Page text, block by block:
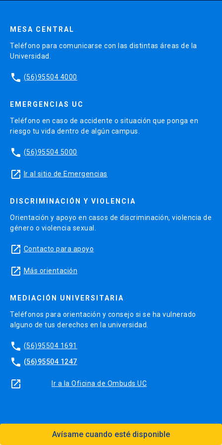
Avísame cuando esté disponible
MESA CENTRAL
Teléfono para comunicarse con las distintas áreas de la
Universidad.
phone (56)95504 4000
EMERGENCIAS UC
Teléfono en caso de accidente o situación que ponga en
riesgo tu vida dentro de algún campus.
phone (56)95504 5000
launch Ir al sitio de Emergencias
DISCRIMINACIÓN Y VIOLENCIA
Orientación y apoyo en casos de discriminación, violencia de
género o violencia sexual.
launch Contacto para apoyo
launch Más orientación
MEDIACIÓN UNIVERSITARIA
Teléfonos para orientación y consejo si se ha vulnerado
alguno de tus derechos en la universidad.
phone (56)95504 1691
phone (56)95504 1247
launch Ir a la Oficina de Ombuds UC